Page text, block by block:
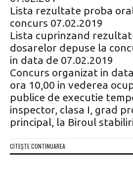
Lista rezultate proba
concurs 07.02.2019
Lista cuprinzand
dosarelor depuse la
in data de 07.02.2019
Concurs organizat in
ora 10,00 in vederea
publice de executie
inspector, clasa I, grad
principal, la Biroul
CITEȘTE CONTINUAREA